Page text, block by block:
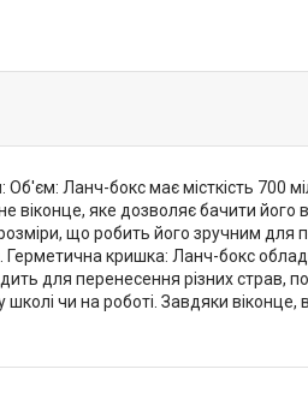
Ланч-бокс має місткість 700
віконце, яке дозволяє бачити його
що робить його зручним для
Герметична кришка: Ланч-бокс
для перенесення різних страв,
школі чи на роботі. Завдяки